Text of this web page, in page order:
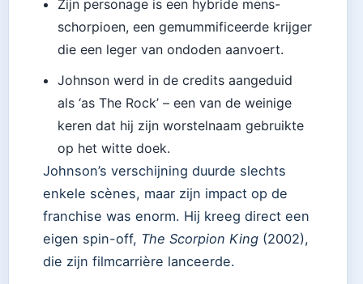
Zijn personage is een hybride mens-
schorpioen, een gemummificeerde krijger
die een leger van ondoden aanvoert.
Johnson werd in de credits aangeduid
als ‘as The Rock’ – een van de weinige
keren dat hij zijn worstelnaam gebruikte
op het witte doek.
Johnson’s verschijning duurde slechts
enkele scènes, maar zijn impact op de
franchise was enorm. Hij kreeg direct een
eigen spin-off, The Scorpion King (2002),
die zijn filmcarrière lanceerde.